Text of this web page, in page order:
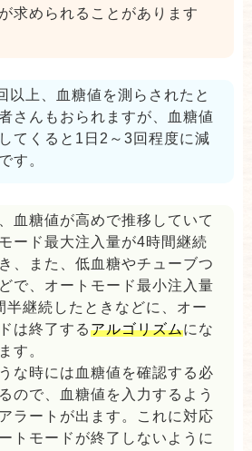
求められることがあります
以上、血糖値を測らされたと
さんもおられますが、血糖値
てくると1日2～3回程度に減
す。
血糖値が高めで推移していて
ード最大注入量が4時間継続
、また、低血糖やチューブつ
で、オートモード最小注入量
半継続したときなどに、オー
は終了するアルゴリズムにな
す。
な時には血糖値を確認する必
ので、血糖値を入力するよう
ラートが出ます。これに対応
トモードが終了しないように